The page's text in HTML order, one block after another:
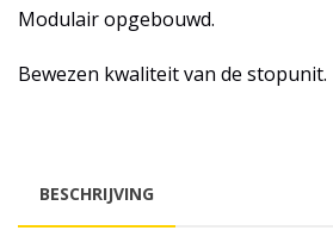
Modulair opgebouwd.
Bewezen kwaliteit van de stopunit.
BESCHRIJVING